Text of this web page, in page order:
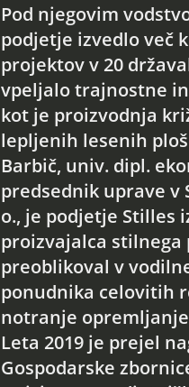
Pod njegovim
podjetje izvedlo več
projektov v 20
vpeljalo trajnostne
kot je proizvodnja
lepljenih lesenih
Barbič, univ. dipl.
predsednik uprave v
o., je podjetje Stilles
proizvajalca stilnega
preoblikoval v
ponudnika celovitih
notranje
Leta 2019 je prejel
Gospodarske